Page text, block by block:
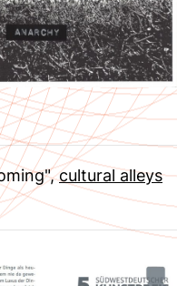
cultural alleys